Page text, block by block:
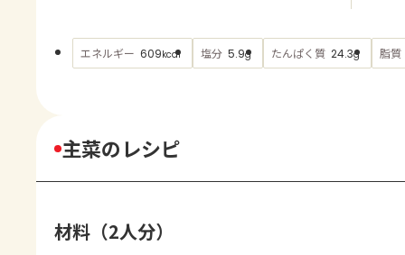
エネルギー 609kcal 塩分 5.9g たんぱく質 24.3g 脂質
主菜のレシピ
材料（2人分）